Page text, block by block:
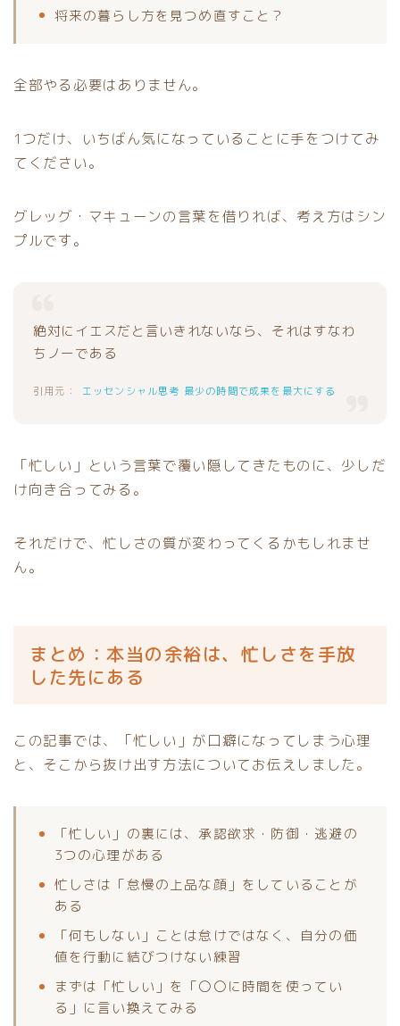
将来の暮らし方を見つめ直すこと？
全部やる必要はありません。
1つだけ、いちばん気になっていることに手をつけてみ
てください。
グレッグ・マキューンの言葉を借りれば、考え方はシン
プルです。
絶対にイエスだと言いきれないなら、それはすなわ
ちノーである
エッセンシャル思考 最少の時間で成果を最大にする
「忙しい」という言葉で覆い隠してきたものに、少しだ
け向き合ってみる。
それだけで、忙しさの質が変わってくるかもしれませ
ん。
まとめ：本当の余裕は、忙しさを手放
した先にある
この記事では、「忙しい」が口癖になってしまう心理
と、そこから抜け出す方法についてお伝えしました。
「忙しい」の裏には、承認欲求・防御・逃避の
3つの心理がある
忙しさは「怠慢の上品な顔」をしていることが
ある
「何もしない」ことは怠けではなく、自分の価
値を行動に結びつけない練習
まずは「忙しい」を「〇〇に時間を使ってい
る」に言い換えてみる